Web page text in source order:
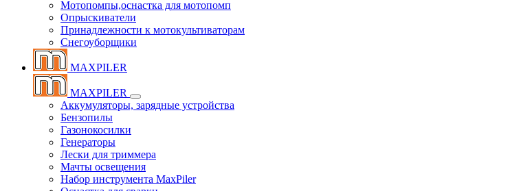
Мотопомпы,оснастка для мотопомп
Опрыскиватели
Принадлежности к мотокультиваторам
Снегоуборщики
MAXPILER
MAXPILER
Аккумуляторы, зарядные устройства
Бензопилы
Газонокосилки
Генераторы
Лески для триммера
Мачты освещения
Набор инструмента MaxPiler